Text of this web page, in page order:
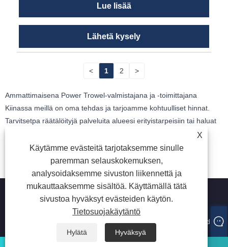
Lue lisää
Lähetä kysely
< 1 2 >
Ammattimaisena Power Trowel-valmistajana ja -toimittajana
Kiinassa meillä on oma tehdas ja tarjoamme kohtuulliset hinnat.
Tarvitsetpa räätälöityjä palveluita alueesi erityistarpeisiin tai haluat
verkkosivulla olevien yhteystietojen kautta.
X
Käytämme evästeitä tarjotaksemme sinulle
paremman selauskokemuksen,
analysoidaksemme sivuston liikennettä ja
mukauttaaksemme sisältöä. Käyttämällä tätä
sivustoa hyväksyt evästeiden käytön.
Tietosuojakäytäntö
Hylätä
Hyväksyä
Tekijänoikeudet © 2024 Guangzhou JointSen Trading Co., Ltd.
Kaikki oikeudet pidätetään.